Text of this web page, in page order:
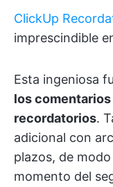
ClickUp
imprescindible
Esta ingeniosa
los
recordatorios.
adicional con
plazos, de
momento del